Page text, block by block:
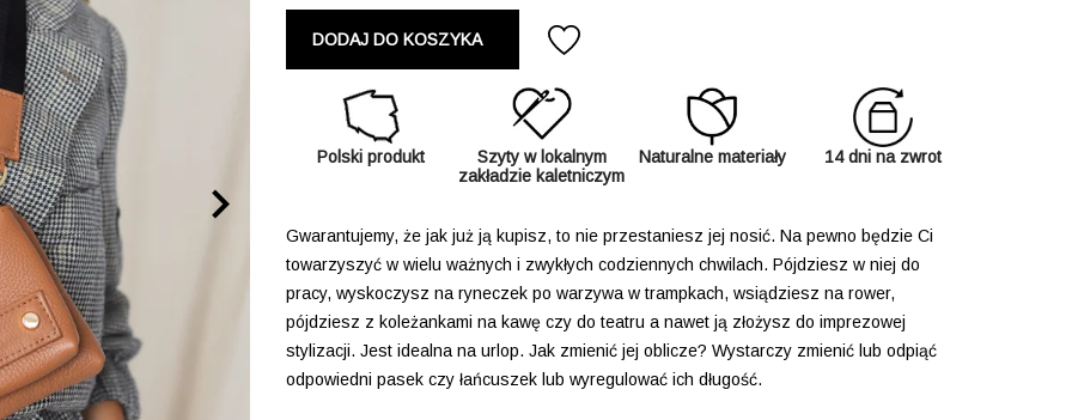

DODAJ DO KOSZYKA
Polski produkt
Szyty w lokalnym
zakładzie kaletniczym
Naturalne materiały 14 dni na zwrot
Gwarantujemy, że jak już ją kupisz, to nie przestaniesz jej nosić. Na pewno będzie Ci
towarzyszyć w wielu ważnych i zwykłych codziennych chwilach. Pójdziesz w niej do
pracy, wyskoczysz na ryneczek po warzywa w trampkach, wsiądziesz na rower,
pójdziesz z koleżankami na kawę czy do teatru a nawet ją złożysz do imprezowej
stylizacji. Jest idealna na urlop. Jak zmienić jej oblicze? Wystarczy zmienić lub odpiąć
odpowiedni pasek czy łańcuszek lub wyregulować ich długość.